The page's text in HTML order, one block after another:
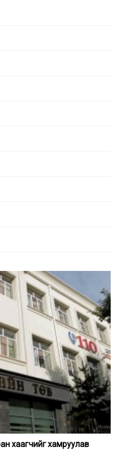
хаагчийг хамруулав